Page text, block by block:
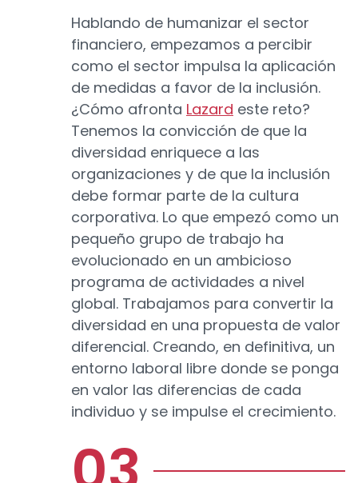
Hablando de humanizar el sector
financiero, empezamos a percibir
como el sector impulsa la aplicación
de medidas a favor de la inclusión.
¿Cómo afronta Lazard este reto?
Tenemos la convicción de que la
diversidad enriquece a las
organizaciones y de que la inclusión
debe formar parte de la cultura
corporativa. Lo que empezó como un
pequeño grupo de trabajo ha
evolucionado en un ambicioso
programa de actividades a nivel
global. Trabajamos para convertir la
diversidad en una propuesta de valor
diferencial. Creando, en definitiva, un
entorno laboral libre donde se ponga
en valor las diferencias de cada
individuo y se impulse el crecimiento.